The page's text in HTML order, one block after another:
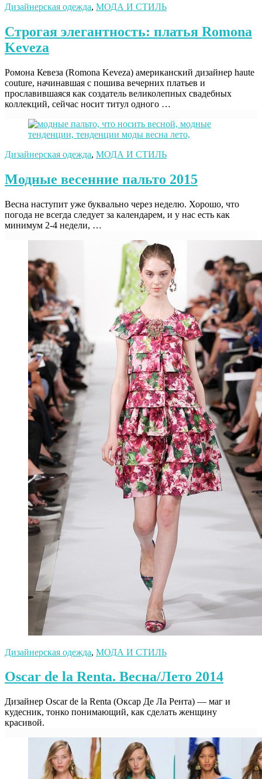
Дизайнерская одежда, МОДА И СТИЛЬ
Строгая элегантность: платья Romona
Keveza
Ромона Кевеза (Romona Keveza) американский дизайнер haute
couture, начинавшая с пошива вечерних платьев и
прославившаяся как создатель великолепных свадебных
коллекций, сейчас носит титул одного …
Дизайнерская одежда, МОДА И СТИЛЬ
Модные весенние пальто 2015
Весна наступит уже буквально через неделю. Хорошо, что
погода не всегда следует за календарем, и у нас есть как
минимум 2-4 недели, …
Дизайнерская одежда, МОДА И СТИЛЬ
Oscar de la Renta. Весна/Лето 2014
Дизайнер Oscar de la Renta (Оксар Де Ла Рента) — маг и
кудесник, тонко понимающий, как сделать женщину
красивой.